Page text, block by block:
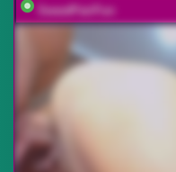
SweetPairFun